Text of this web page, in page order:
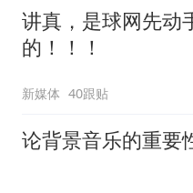
讲真，是球网先动
的！！！
新媒体 40跟贴
论背景音乐的重要